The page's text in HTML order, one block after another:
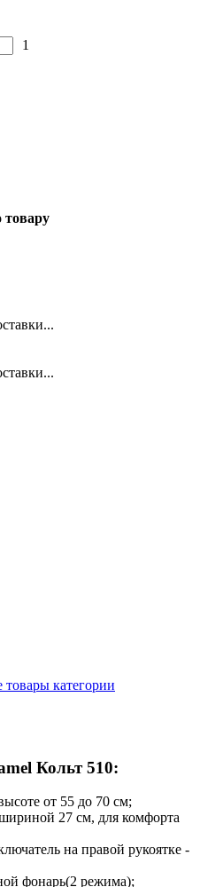
1
товару
товары категории
Кольт 510:
от 55 до 70 см;
27 см, для комфорта
на правой рукоятке -
фонарь(2 режима);